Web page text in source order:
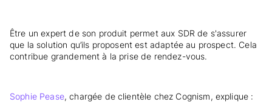
Être un expert de son produit permet aux SDR de s'assurer
que la solution qu’ils proposent est adaptée au prospect. Cela
contribue grandement à la prise de rendez-vous.
Sophie Pease, chargée de clientèle chez Cognism, explique :